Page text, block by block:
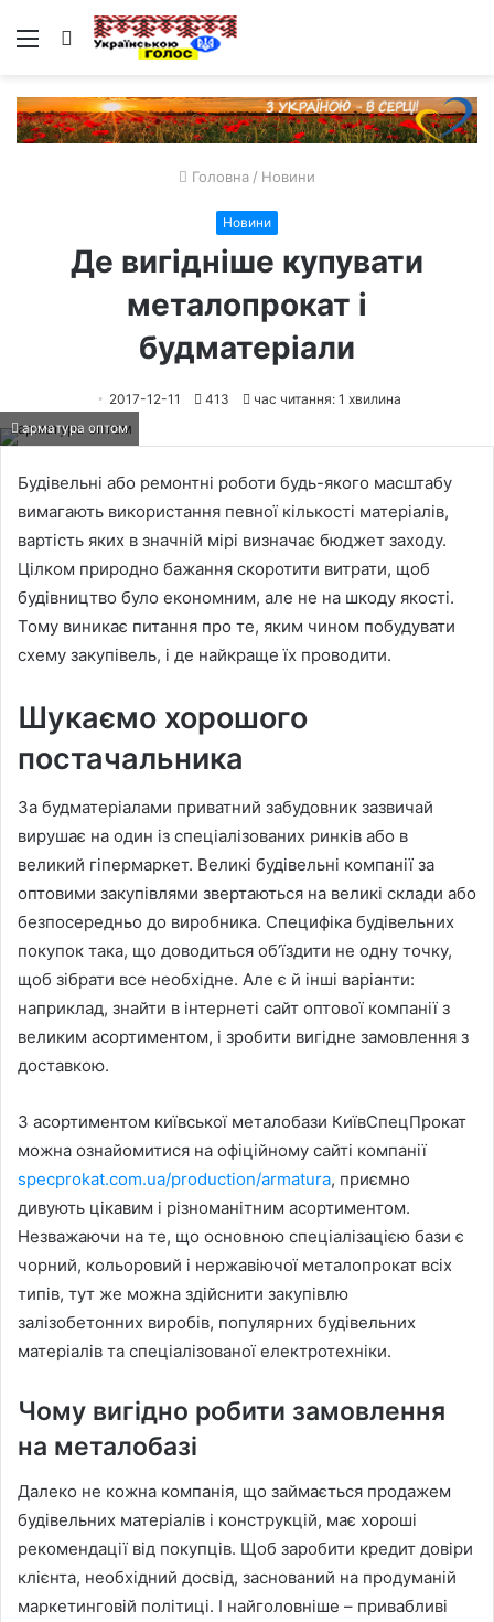
Меню Пошук
Головна / Новини
Новини
Де вигідніше купувати
металопрокат і
будматеріали
2017-12-11 413 час читання: 1 хвилина
арматура оптом
Будівельні або ремонтні роботи будь-якого масштабу
вимагають використання певної кількості матеріалів,
вартість яких в значній мірі визначає бюджет заходу.
Цілком природно бажання скоротити витрати, щоб
будівництво було економним, але не на шкоду якості.
Тому виникає питання про те, яким чином побудувати
схему закупівель, і де найкраще їх проводити.
Шукаємо хорошого
постачальника
За будматеріалами приватний забудовник зазвичай
вирушає на один із спеціалізованих ринків або в
великий гіпермаркет. Великі будівельні компанії за
оптовими закупівлями звертаються на великі склади або
безпосередньо до виробника. Специфіка будівельних
покупок така, що доводиться об’їздити не одну точку,
щоб зібрати все необхідне. Але є й інші варіанти:
наприклад, знайти в інтернеті сайт оптової компанії з
великим асортиментом, і зробити вигідне замовлення з
доставкою.
З асортиментом київської металобази КиївСпецПрокат
можна ознайомитися на офіційному сайті компанії
specprokat.com.ua/production/armatura, приємно
дивують цікавим і різноманітним асортиментом.
Незважаючи на те, що основною спеціалізацією бази є
чорний, кольоровий і нержавіючої металопрокат всіх
типів, тут же можна здійснити закупівлю
залізобетонних виробів, популярних будівельних
матеріалів та спеціалізованої електротехніки.
Чому вигідно робити замовлення
на металобазі
Далеко не кожна компанія, що займається продажем
будівельних матеріалів і конструкцій, має хороші
рекомендації від покупців. Щоб заробити кредит довіри
клієнта, необхідний досвід, заснований на продуманій
маркетинговій політиці. І найголовніше – привабливі